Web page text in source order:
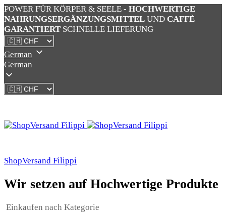
POWER FÜR KÖRPER & SEELE - HOCHWERTIGE
NAHRUNGSERGÄNZUNGSMITTEL UND CAFFÈ
GARANTIERT SCHNELLE LIEFERUNG
German
German
ShopVersand Filippi
Wir setzen auf Hochwertige Produkte
Einkaufen nach Kategorie